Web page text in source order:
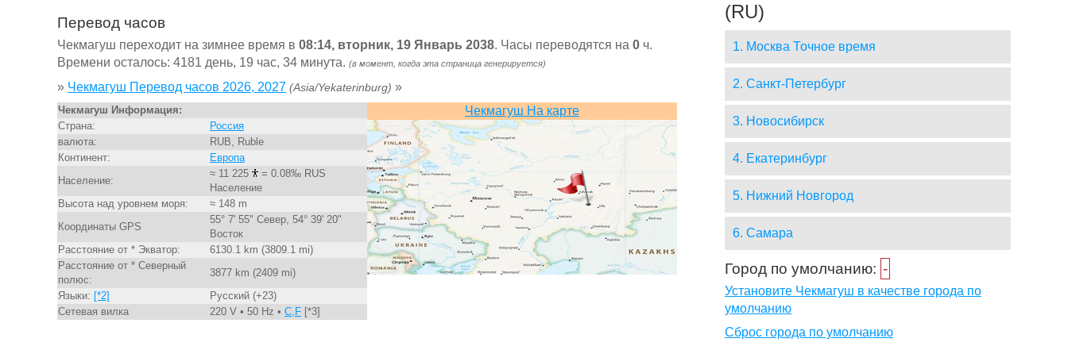
Перевод часов
Чекмагуш переходит на зимнее время в 08:14, вторник, 19 Январь 2038. Часы переводятся на 0 ч.
Времени осталось: 4181 день, 19 час, 34 минута. (в момент, когда эта страница генерируется)
» Чекмагуш Перевод часов 2026, 2027 (Asia/Yekaterinburg) »
Чекмагуш Информация:
Страна:
Россия
валюта:
RUB, Ruble
Континент:
Европа
Население:
≈ 11 225
= 0.08‰ RUS
Население
Высота над уровнем моря:
≈ 148 m
Координаты GPS
55° 7' 55" Север, 54° 39' 20"
Восток
Расстояние от * Экватор:
6130.1 km (3809.1 mi)
Расстояние от * Северный
полюс:
3877 km (2409 mi)
Языки: [*2]
Русский (+23)
Сетевая вилка
220 V • 50 Hz • C,F [*3]
Чекмагуш На карте
(RU)
1. Москва Точное время
2. Санкт-Петербург
3. Новосибирск
4. Екатеринбург
5. Нижний Новгород
6. Самара
Город по умолчанию: -
Установите Чекмагуш в качестве города по
умолчанию
Сброс города по умолчанию